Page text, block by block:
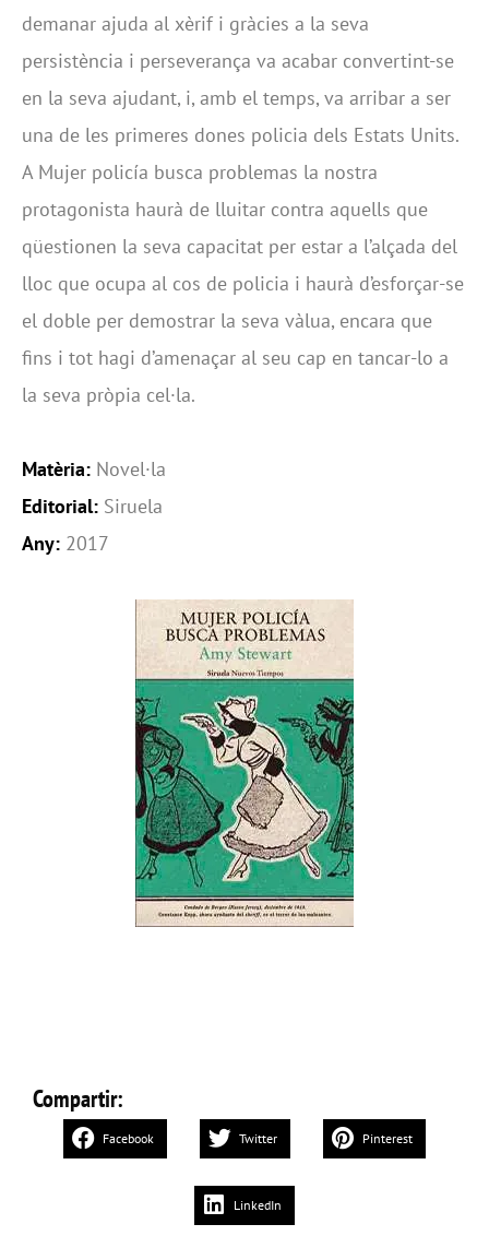
demanar ajuda al xèrif i gràcies a la seva
persistència i perseverança va acabar convertint-se
en la seva ajudant, i, amb el temps, va arribar a ser
una de les primeres dones policia dels Estats Units.
A Mujer policía busca problemas la nostra
protagonista haurà de lluitar contra aquells que
qüestionen la seva capacitat per estar a l’alçada del
lloc que ocupa al cos de policia i haurà d’esforçar-se
el doble per demostrar la seva vàlua, encara que
fins i tot hagi d’amenaçar al seu cap en tancar-lo a
la seva pròpia cel·la.
Matèria: Novel·la
Editorial: Siruela
Any: 2017
Compartir:
Facebook Twitter Pinterest
LinkedIn